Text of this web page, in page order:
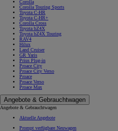
Corolla
Corolla Touring Sports
Toyota C-HR
Toyota C-HR+
Corolla Cross
Toyota bZ4X
Toyota bZ4X Touring
RAV4
Hilux
Land Cruiser
GR Yaris
Prius Plug-in
Proace City
Proace City Verso
Proace
Proace Verso
Proace Max
Angebote & Gebrauchtwagen
Angebote & Gebrauchtwagen
Aktuelle Angebote
Prompt verfügbare Neuwagen